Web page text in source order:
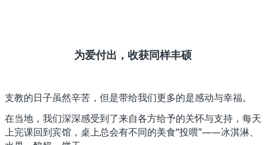
为爱付出，收获同样丰硕
支教的日子虽然辛苦，但是带给我们更多的是感动与幸福。
在当地，我们深深感受到了来自各方给予的关怀与支持，每天
上完课回到宾馆，桌上总会有不同的美食“投喂”——冰淇淋、